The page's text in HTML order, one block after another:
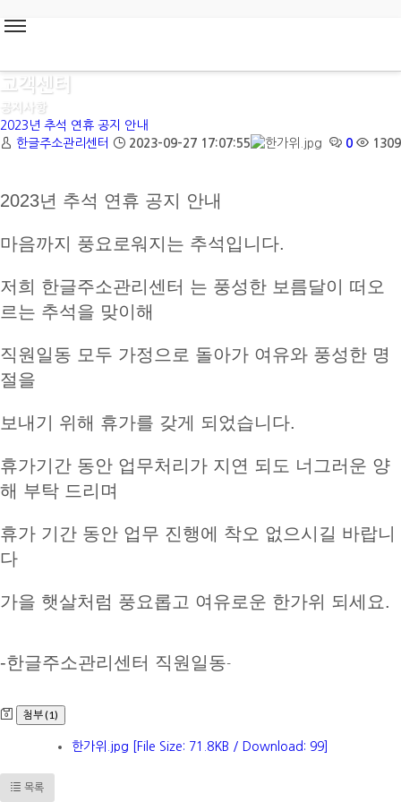
고객센터
공지사항
2023년 추석 연휴 공지 안내
한글주소관리센터
2023-09-27 17:07:55 0 1309
2023년 추석 연휴 공지 안내
마음까지 풍요로워지는 추석입니다.
저희 한글주소관리센터 는 풍성한 보름달이 떠오
르는 추석을 맞이해
직원일동 모두 가정으로 돌아가 여유와 풍성한 명
절을
보내기 위해 휴가를 갖게 되었습니다.
휴가기간 동안 업무처리가 지연 되도 너그러운 양
해 부탁 드리며
휴가 기간 동안 업무 진행에 착오 없으시길 바랍니
다
가을 햇살처럼 풍요롭고 여유로운 한가위 되세요.
-한글주소관리센터 직원일동-
첨부 (1)
한가위.jpg [File Size: 71.8KB / Download: 99]
목록